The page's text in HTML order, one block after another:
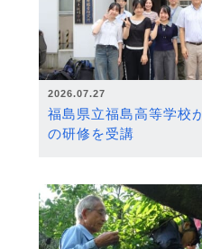
2026.07.27
福島県立福島高等学校
の研修を受講